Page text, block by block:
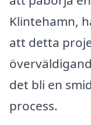
Klintehamn,
att detta
det bli en
process.